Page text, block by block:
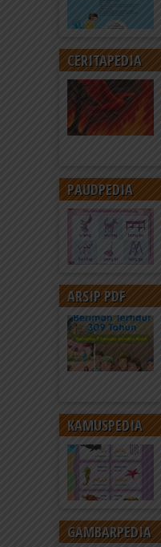
CERITAPEDIA
PAUDPEDIA
ARSIP PDF
KAMUSPEDIA
GAMBARPEDIA